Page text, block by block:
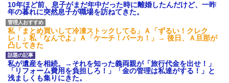
10年ほど前、息子がまだ年中だった時に離婚したんだけど、一昨
年の暮れに突然息子が職場を訪ねてきた。
私「まとめ買いして冷凍ストックしてる」Ａ「ずるい！クレク
レ！」私「なんでよ」Ａ「ケーチ！バーカ！」→ 後日、Ａ旦那が
凸してきた
私が遺産を相続。→それを知った義両親が「旅行代金を出せ！」
「リフォーム費用を負担しろ！」「金の管理は私達がする！」と
浅ましくも集りにきた。